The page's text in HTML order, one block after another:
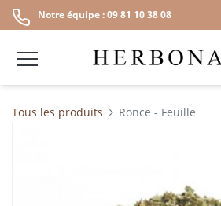
Notre équipe : 09 81 10 38 08
Tous les produits Ronce - Feuille